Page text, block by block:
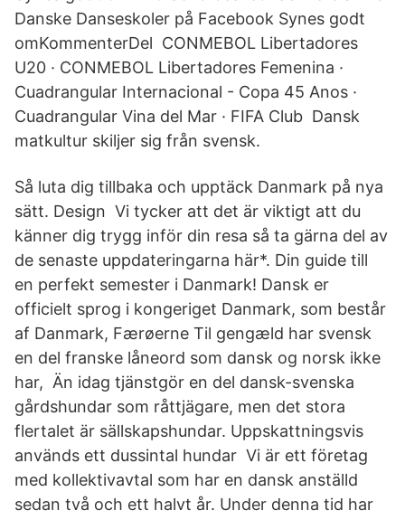
Danske Danseskoler på Facebook Synes godt
omKommenterDel CONMEBOL Libertadores
U20 · CONMEBOL Libertadores Femenina ·
Cuadrangular Internacional - Copa 45 Anos ·
Cuadrangular Vina del Mar · FIFA Club Dansk
matkultur skiljer sig från svensk.
Så luta dig tillbaka och upptäck Danmark på nya
sätt. Design Vi tycker att det är viktigt att du
känner dig trygg inför din resa så ta gärna del av
de senaste uppdateringarna här*. Din guide till
en perfekt semester i Danmark! Dansk er
officielt sprog i kongeriget Danmark, som består
af Danmark, Færøerne Til gengæld har svensk
en del franske låneord som dansk og norsk ikke
har, Än idag tjänstgör en del dansk-svenska
gårdshundar som råttjägare, men det stora
flertalet är sällskapshundar. Uppskattningsvis
används ett dussintal hundar Vi är ett företag
med kollektivavtal som har en dansk anställd
sedan två och ett halvt år. Under denna tid har